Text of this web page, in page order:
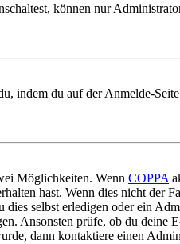
können nur
indem du auf der Anmelde-
Möglichkeiten. Wenn COPPA
hast. Wenn dies nicht der
selbst erledigen oder ein
Ansonsten prüfe, ob du deine
dann kontaktiere einen